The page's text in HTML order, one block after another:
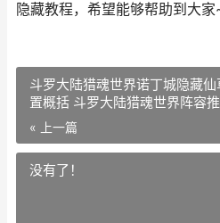
隐藏教程，希望能够帮助到大家
斗罗大陆猎魂世界诺丁城隐藏
置概括 斗罗大陆猎魂世界阵容
« 上一篇
没有了！